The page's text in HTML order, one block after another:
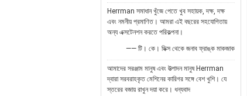
Herrman সমাধান খুঁজে পেতে খুব সহায়ক, দক্ষ, দক্ষ
এবং নমনীয় প্রমাণিত। আমরা এই বছরের সহযোগিতায়
অন্য এক্সটেনশন করতে পরিকল্পনা।
—— টি। কে। ডিক্স থেকে জনাব ফ্রাঙ্ক মাকজাক
আমাদের সরঞ্জাম মানুষ এবং উত্পাদন মানুষ Herrman
দ্বারা সরবরাহকৃত মেশিনের কারিগর সঙ্গে বেশ খুশি। যে
স্তরের বজায় রাখুন দয়া করে। ধন্যবাদ